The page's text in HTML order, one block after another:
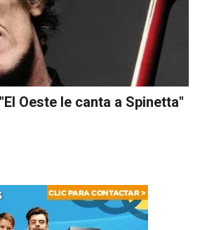
Oeste le canta a Spinetta"